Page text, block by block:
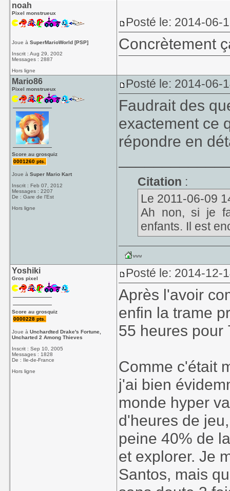
noah
Pixel monstrueux
Joue àSuperMarioWorld [PSP]
Inscrit : Aug 29, 2002
Messages : 2887
Hors ligne
Posté le: 2014-06-
Concrètement
Mario86
Pixel monstrueux
Score au grosquiz
0001260 pts.
Joue àSuper Mario Kart
Inscrit : Feb 07, 2012
Messages : 2207
De : Gare de l'Est
Hors ligne
Posté le: 2014-06-
Faudrait des
exactement ce
répondre en
Citation :
Le 2011-06-09
Ah non, si je
enfants. Il est
Yoshiki
Gros pixel
Score au grosquiz
0000228 pts.
Joue àUnchardted Drake's Fortune,
Uncharted 2 Among Thieves
Inscrit : Sep 10, 2005
Messages : 1828
De : Ile-de-France
Hors ligne
Posté le: 2014-12-
Après l'avoir
enfin la trame
55 heures pour
Comme c'était
j'ai bien
monde hyper
d'heures de
peine 40% de
et explorer. Je
Santos, mais